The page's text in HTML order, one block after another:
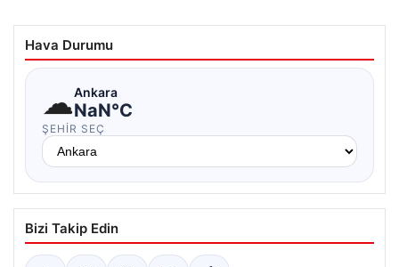
Hava Durumu
☁Ankara
NaN°C
ŞEHIR SEÇ
Bizi Takip Edin